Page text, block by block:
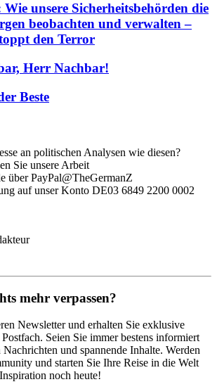
unsere Sicherheitsbehörden die
beobachten und verwalten –
den Terror
Herr Nachbar!
Beste
an politischen Analysen wie diesen?
Sie unsere Arbeit
über PayPal@TheGermanZ
auf unser Konto DE03 6849 2200 0002
mehr verpassen?
Newsletter und erhalten Sie exklusive
Seien Sie immer bestens informiert
Nachrichten und spannende Inhalte. Werden
und starten Sie Ihre Reise in die Welt
noch heute!